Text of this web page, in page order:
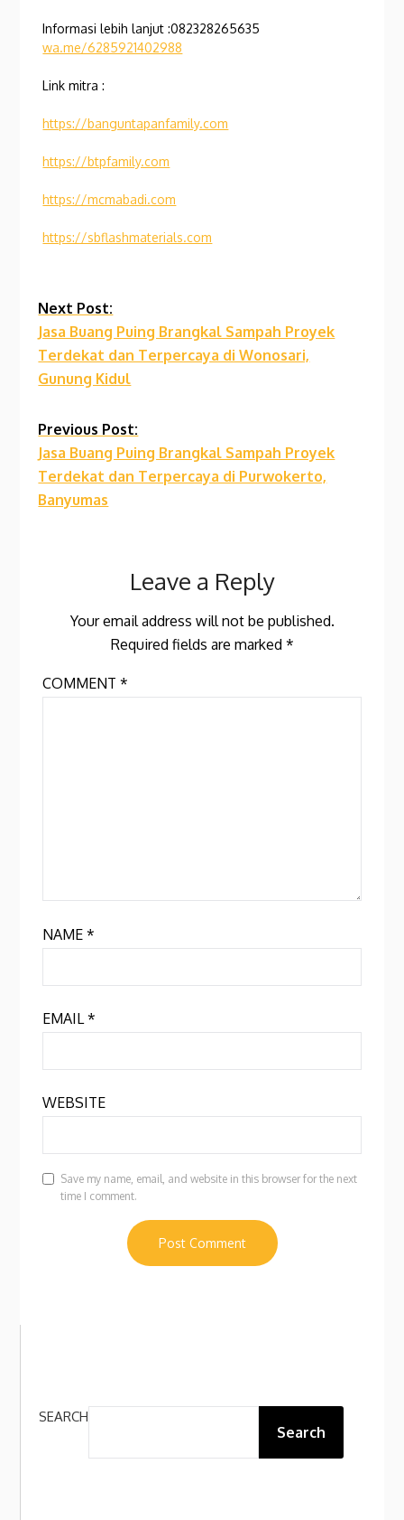
Informasi lebih lanjut :082328265635
wa.me/6285921402988
Link mitra :
https://banguntapanfamily.com
https://btpfamily.com
https://mcmabadi.com
https://sbflashmaterials.com
Continue
Reading
Next Post:
Jasa Buang Puing Brangkal Sampah Proyek
Terdekat dan Terpercaya di Wonosari,
Gunung Kidul
Previous Post:
Jasa Buang Puing Brangkal Sampah Proyek
Terdekat dan Terpercaya di Purwokerto,
Banyumas
Leave a Reply
Your email address will not be published.
Required fields are marked *
COMMENT*
NAME*
EMAIL*
WEBSITE
Save my name, email, and website in this browser for the next
time I comment.
SEARCH
Search